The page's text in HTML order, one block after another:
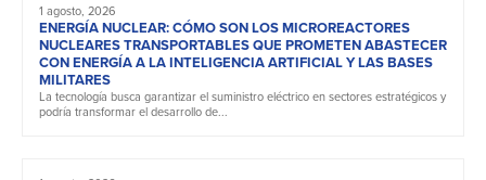
1 agosto, 2026
ENERGÍA NUCLEAR: CÓMO SON LOS MICROREACTORES
NUCLEARES TRANSPORTABLES QUE PROMETEN ABASTECER
CON ENERGÍA A LA INTELIGENCIA ARTIFICIAL Y LAS BASES
MILITARES
La tecnología busca garantizar el suministro eléctrico en sectores estratégicos y
podría transformar el desarrollo de...